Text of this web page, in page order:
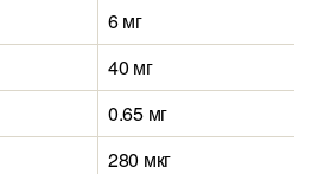
6 мг
40 мг
0.65 мг
280 мкг